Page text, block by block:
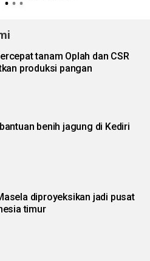
tanam Oplah dan CSR
produksi pangan
benih jagung di Kediri
diproyeksikan jadi pusat
timur